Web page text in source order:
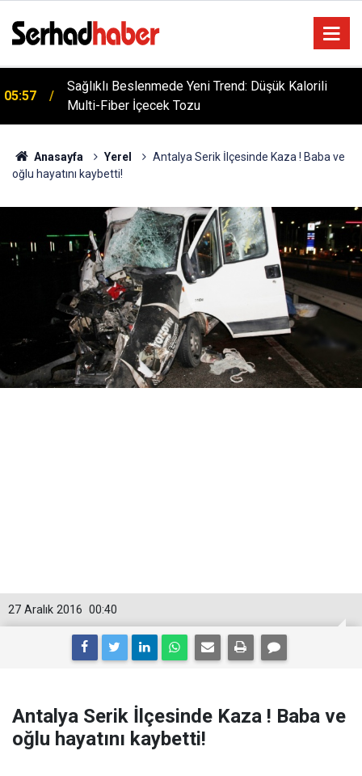
05:57
Sağlıklı Beslenmede Yeni Trend: Düşük Kalorili
Multi-Fiber İçecek Tozu
05:25
Dicle Üniversitesi'nden Türk Dünyası Hamlesi:
Cengiz Aytmatov Sempozyumu Diyarbakır'da!
Anasayfa Yerel
Antalya Serik İlçesinde Kaza ! Baba ve
oğlu hayatını kaybetti!
00:40
27 Aralık 2016
Antalya Serik İlçesinde Kaza ! Baba ve
oğlu hayatını kaybetti!